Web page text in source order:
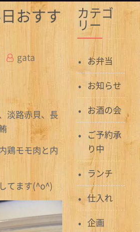
おすす
gata
淡路赤貝、長
鶏モモ肉と内
てます(^o^)
カテゴ
リー
お弁当
お知らせ
お酒の会
ご予約承
り中
ランチ
仕入れ
企画